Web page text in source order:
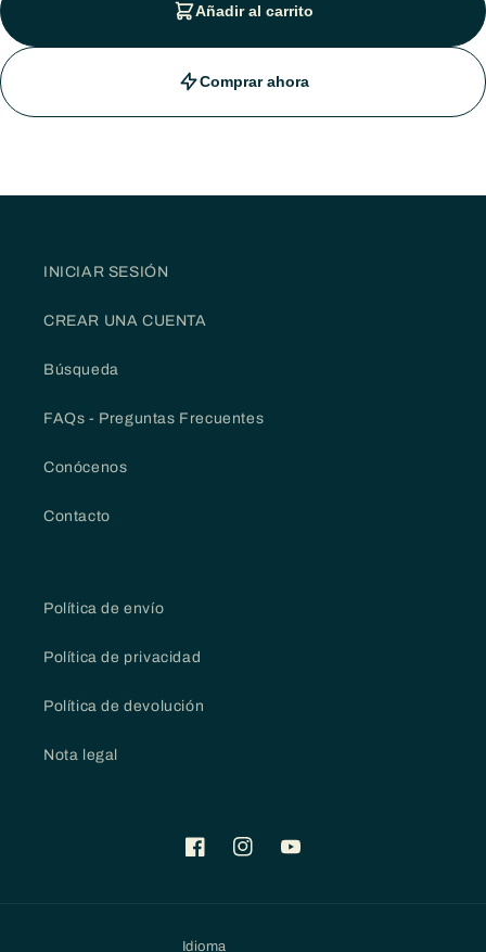
Añadir al carrito
Comprar ahora
INICIAR SESIÓN
CREAR UNA CUENTA
Búsqueda
FAQs - Preguntas Frecuentes
Conócenos
Contacto
Política de envío
Política de privacidad
Política de devolución
Nota legal
FacebookInstagramYouTube
Idioma